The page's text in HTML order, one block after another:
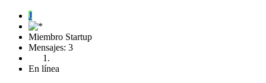
J
Miembro Startup
Mensajes: 3
En línea